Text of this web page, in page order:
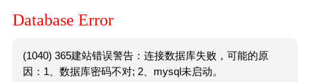
Database Error
(1040) 365建站错误警告：连接数据库失败，可能的原
因：1、数据库密码不对; 2、mysql未启动。